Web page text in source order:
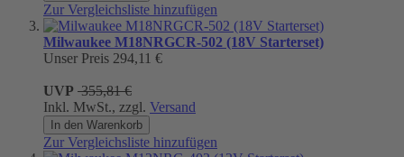
Zur Vergleichsliste hinzufügen
Milwaukee M18NRGCR-502 (18V Starterset)
Unser Preis 294,11 €
UVP 355,81 €
Inkl. MwSt., zzgl. Versand
In den Warenkorb
Zur Vergleichsliste hinzufügen